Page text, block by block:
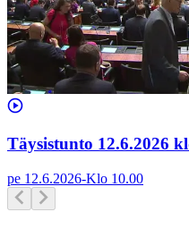
Täysistunto 12.6.2026
pe 12.6.2026-Klo 10.00